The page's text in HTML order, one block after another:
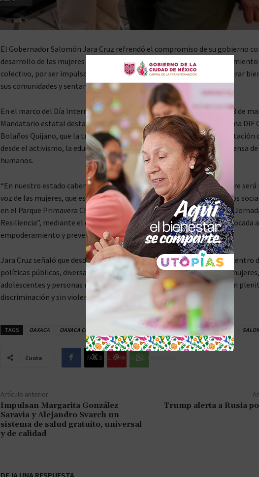
El Gobernador Salomón Jara Cruz refrendó el compromiso de su gobierno
desarrollo de las mujeres en diversos ámbitos, partiendo del reconocimiento
colectivo, por ser impulsoras de su propio empoderamiento, por generar
sus comunidades y sentar las bases de un Oaxaca más justo.
En el marco del Día Internacional de la Mujer que se conmemora este 8 de
Mandatario estatal destacó junto a la Presidenta Honoraria del Sistema DIF
Bolaños Quijano, que la transformación de Oaxaca avanza con la aportación
desde el activismo, la educación, en la ciencia, arte, la salud y en la defensa
humanos.
“En nuestro estado caben todas las formas de ser y de pensar, y siempre será
voz de las mujeres, que es de la reivindicación histórica por sus derechos
en el Parque Primavera Cho Ndobá, durante la puesta en marcha de la
Resiliencia”, mediante el cual se brindarán servicios e información enfocada
empoderamiento y prevención de la violencia de este sector.
Jara Cruz señaló que desde el inicio de su gobierno se ha puesto en el centro
políticas públicas, diversas acciones encaminadas al bienestar de las
adolescentes y personas mayores, para que crezcan libres y seguras, en
discriminación y sin violencia.
TAGS OAXACA OAXACA COMPROMISO OAXACA DESARROLLO OAXACA SALUD
Cuota
Artículo anterior
Impulsan Margarita González
Saravia y Alejandro Svarch un
sistema de salud gratuito, universal
y de calidad
Trump alerta a Rusia
DEJA UNA RESPUESTA
TAG´S EL_CHAPUCERO PARK&RIDE